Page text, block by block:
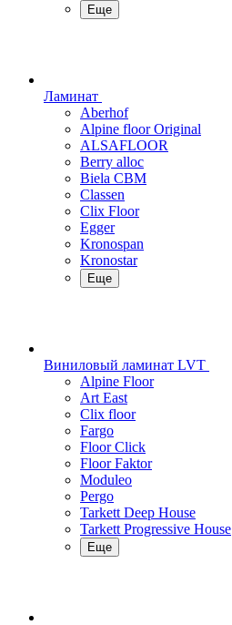
Еще
Ламинат
Aberhof
Alpine floor Original
ALSAFLOOR
Berry alloc
Biela CBM
Classen
Clix Floor
Egger
Kronospan
Kronostar
Еще
Виниловый ламинат LVT
Alpine Floor
Art East
Clix floor
Fargo
Floor Click
Floor Faktor
Moduleo
Pergo
Tarkett Deep House
Tarkett Progressive House
Еще